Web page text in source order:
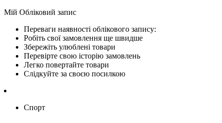
Мій Обліковий запис
Переваги наявності облікового запису:
Робіть свої замовлення ще швидше
Збережіть улюблені товари
Перевірте свою історію замовлень
Легко повертайте товари
Слідкуйте за своєю посилкою
Спорт